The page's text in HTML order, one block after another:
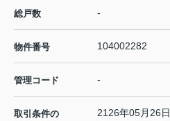
総戸数 -
物件番号 104002282
管理コード -
取引条件の
2126年05月26日